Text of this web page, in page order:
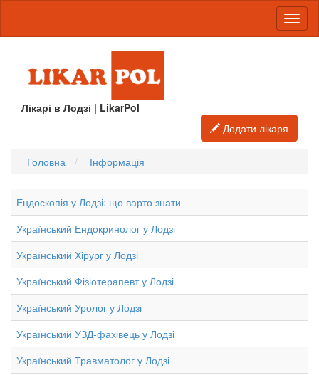
Лікарі в Лодзі | LikarPol
Додати лікаря
Головна Інформація
Ендоскопія у Лодзі: що варто знати
Український Ендокринолог у Лодзі
Український Хірург у Лодзі
Український Фізіотерапевт у Лодзі
Український Уролог у Лодзі
Український УЗД-фахівець у Лодзі
Український Травматолог у Лодзі